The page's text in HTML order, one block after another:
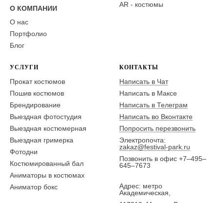
О КОМПАНИИ
О нас
Портфолио
Блог
AR - костюмы
УСЛУГИ
Прокат костюмов
Пошив костюмов
Брендирование
Выездная фотостудия
Выездная костюмерная
Выездная гримерка
Фотодни
Костюмированный бал
Аниматоры в костюмах
Аниматор бокс
КОНТАКТЫ
Написать в Чат
Написать в Максе
Написать в Телеграм
Написать во Вконтакте
Попросить перезвонить
Электропочта:
zakaz@festival-park.ru
Позвонить в офис +7–495–
645–7673
Адрес: метро
Академическая,